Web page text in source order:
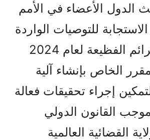
الدول الأعضاء في الأمم
للتوصيات الواردة
في تقرير الجرائم الفظيعة لعام 2024
الخاص بإنشاء آلية
إجراء تحقيقات فعالة
القانون الدولي
القضائية العالمية